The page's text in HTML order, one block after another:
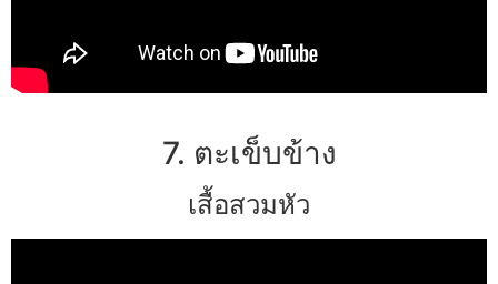
7. ตะเข็บข้าง
เสื้อสวมหัว